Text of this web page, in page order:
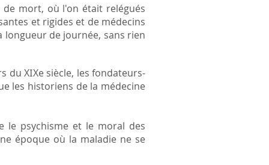
de mort, où l'on était relégués
et rigides et de médecins
longueur de journée, sans rien
du XIXe siècle, les fondateurs-
les historiens de la médecine
le psychisme et le moral des
époque où la maladie ne se